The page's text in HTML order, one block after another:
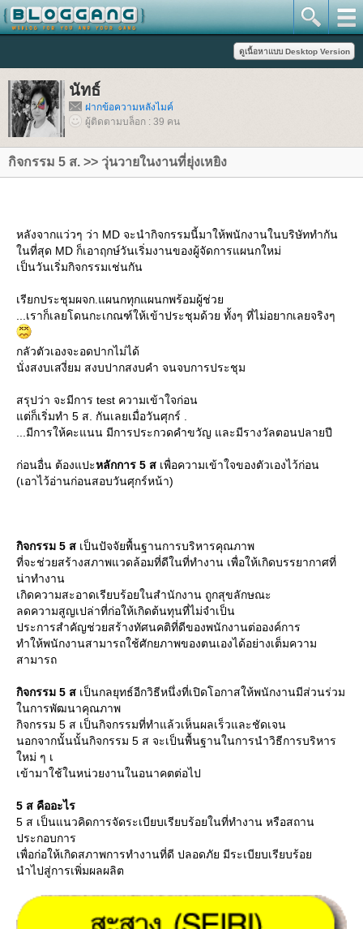
นัทธ์
ฝากข้อความหลังไมค์
ผู้ติดตามบล็อก : 39 คน
กิจกรรม 5 ส. >> วุ่นวายในงานที่ยุ่งเหยิง
หลังจากแว่วๆ ว่า MD จะนำกิจกรรมนี้มาให้พนักงานในบริษัททำกัน
นที่สุด MD ก็เอาฤกษ์วันเริ่มงานของผู้จัดการแผนกใหม่
เป็นวันเริ่มกิจกรรมเช่นกัน
เรียกประชุมผจก.แผนกทุกแผนกพร้อมผู้ช่ว
...เราก็เลยโดนกะเกณฑ์ให้เข้าประชุมด้วย ทั้งๆ ที่ไม่อยากเลยจริงๆ
กลัวตัวเองจะอดปากไม่ได้
นั่งสงบเสงี่ยม สงบปากสงบคำ จนจบการประชุม
สรุปว่า จะมีการ test ความเข้าใจก่อน
ต่ก็เริ่มทำ 5 ส. กันเลยเมื่อวันศุกร์ .
...มีการให้คะแนน มีการประกวดคำขวัญ และมีรางวัลตอนปลายปี
ก่อนอื่น ต้องแปะหลักการ 5 ส เพื่อความเข้าใจของตัวเองไว้ก่อน
(เอาไว้อ่านก่อนสอบวันศุกร์หน้า)
กิจกรรม 5 ส เป็นปัจจัยพื้นฐานการบริหารคุณภาพ
ที่จะช่วยสร้างสภาพแวดล้อมที่ดีในที่ทำงาน เพื่อให้เกิดบรรยากาศที่
น่าทำงาน
เกิดความสะอาดเรียบร้อยในสำนักงาน ถูกสุขลักษณะ
ลดความสูญเปล่าที่ก่อให้เกิดต้นทุนที่ไม่จำเป็น
ประการสำคัญช่วยสร้างทัศนคติที่ดีของพนักงานต่อองค์การ
ทำให้พนักงานสามารถใช้ศักยภาพของตนเองได้อย่างเต็มความ
สามารถ
กิจกรรม 5 ส เป็นกลยุทธ์อีกวิธีหนึ่งที่เปิดโอกาสให้พนักงานมีส่วนร่วม
นการพัฒนาคุณภาพ
กิจกรรม 5 ส เป็นกิจกรรมที่ทำแล้วเห็นผลเร็วและชัดเจน
นอกจากนั้นนั้นกิจกรรม 5 ส จะเป็นพื้นฐานในการนำวิธีการบริหาร
หม่ ๆ เ
เข้ามาใช้ในหน่วยงานในอนาคตต่อไป
5 ส คืออะไร
5 ส เป็นแนวคิดการจัดระเบียบเรียบร้อยในที่ทำงาน หรือสถาน
ประกอบการ
เพื่อก่อให้เกิดสภาพการทำงานที่ดี ปลอดภัย มีระเบียบเรียบร้อ
นำไปสู่การเพิ่มผลผลิต